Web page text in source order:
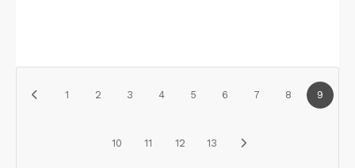
1 2 3 4 5 6 7 8 9
10 11 12 13